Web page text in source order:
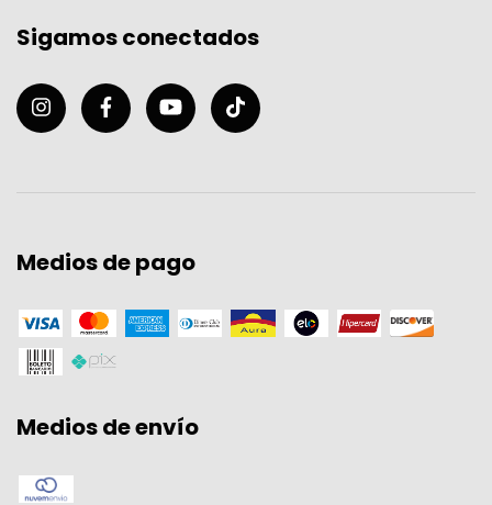
Sigamos conectados
Medios de pago
Medios de envío